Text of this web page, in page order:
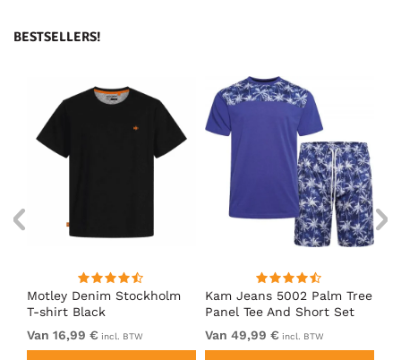
BESTSELLERS!
Motley Denim Stockholm
T-shirt Black
Van 16,99 € incl. BTW
Kam Jeans 5002 Palm Tree
Panel Tee And Short Set
Electric Blue
Van 49,99 € incl. BTW